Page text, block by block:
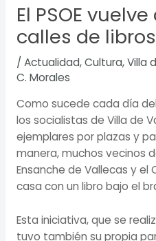
El PSOE
calles de libros
/ Actualidad,Cultura,Villa
C. Morales
Como sucede cada día
los socialistas de Villa de
ejemplares por plazas y
manera, muchos vecinos
Ensanche de Vallecas y el
casa con un libro bajo el
Esta iniciativa, que se
tuvo también su propia